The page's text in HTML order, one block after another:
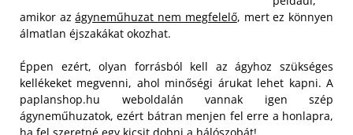
amikor azágyneműhuzat nem megfelelő, mert ez könnyen
álmatlan éjszakákat okozhat.
Éppen ezért, olyan forrásból kell az ágyhoz szükséges
kellékeket megvenni, ahol minőségi árukat lehet kapni. A
paplanshop.hu weboldalán vannak igen szép
ágyneműhuzatok, ezért bátran menjen fel erre a honlapra,